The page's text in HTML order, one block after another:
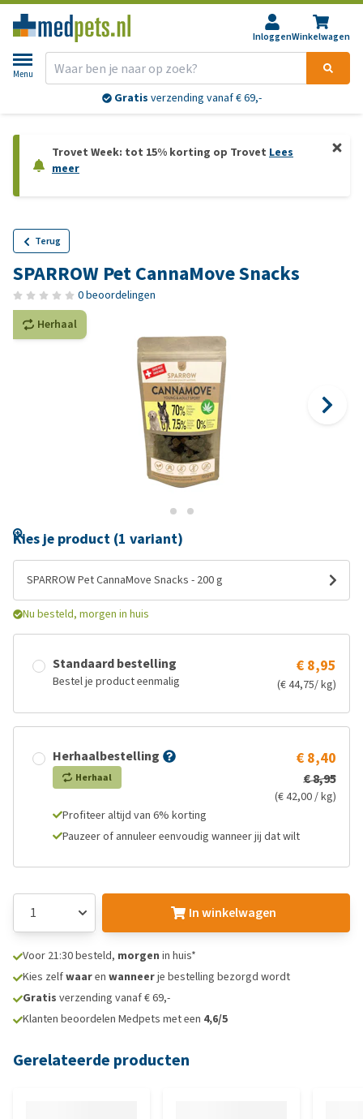
InloggenWinkelwagen
Menu
Gratis verzending vanaf € 69,-
Trovet Week: tot 15% korting op Trovet Lees
meer
Terug
SPARROW Pet CannaMove Snacks
0 beoordelingen
Herhaal
Kies je product (1 variant)
SPARROW Pet CannaMove Snacks - 200 g
Nu besteld, morgen in huis
Standaard bestelling
Bestel je product eenmalig
€ 8,95
(€ 44,75/ kg)
Herhaalbestelling
Herhaal
€ 8,40
€ 8,95
(€ 42,00 / kg)
Profiteer altijd van 6% korting
Pauzeer of annuleer eenvoudig wanneer jij dat wilt
In winkelwagen
Voor 21:30 besteld, morgen in huis*
Kies zelfwaaren wanneerje bestelling bezorgd wordt
Gratis verzending vanaf € 69,-
Klanten beoordelen Medpets met een 4,6/5
Gerelateerde producten